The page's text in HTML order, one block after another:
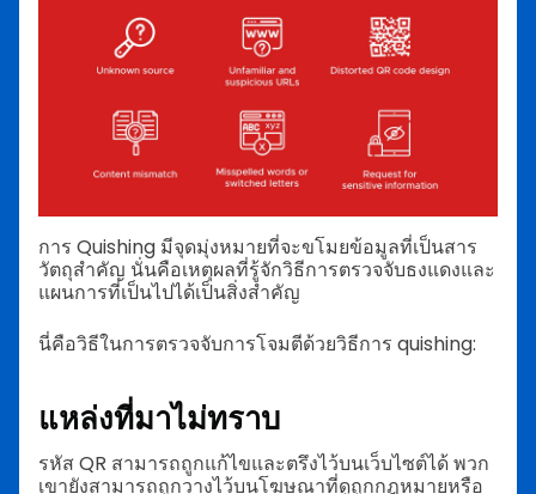
การ Quishing มีจุดมุ่งหมายที่จะขโมยข้อมูลที่เป็นสาร
วัตถุสำคัญ นั่นคือเหตุผลที่รู้จักวิธีการตรวจจับธงแดงและ
แผนการที่เป็นไปได้เป็นสิ่งสำคัญ
นี่คือวิธีในการตรวจจับการโจมตีด้วยวิธีการ quishing:
แหล่งที่มาไม่ทราบ
รหัส QR สามารถถูกแก้ไขและตรึงไว้บนเว็บไซต์ได้ พวก
เขายังสามารถถูกวางไว้บนโฆษณาที่ดูถูกกฎหมายหรือ